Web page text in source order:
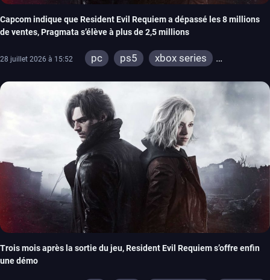
Capcom indique que Resident Evil Requiem a dépassé les 8 millions
de ventes, Pragmata s’élève à plus de 2,5 millions
28 juillet 2026 à 15:52 pc ps5
xbox series
Trois mois après la sortie du jeu, Resident Evil Requiem s’offre enfin
une démo